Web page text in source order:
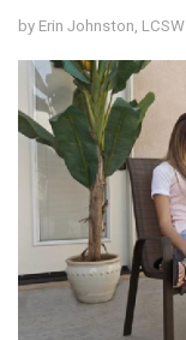
by Erin Johnston, LCSW